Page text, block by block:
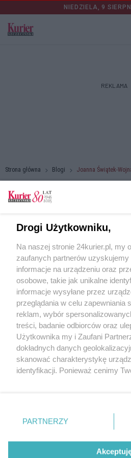
NIEDZIELA, 9
REKLAMA
Strona główna Blogi Joanna Świątek-
można
w
Jak
10.04.2024 r.
Ślub
trwały, a
przyjętym
Copyright © 2022 Kurier
Wszelkie prawa
Nota wydawnicza
Nota
Drogi Użytkowniku,
Na naszej stronie 24kurier.pl, my
zaufanych partnerów
informacje na urządzeniu oraz
osobowe, takie jak unikalne
informacje wysyłane przez
przeglądania w celu zapewniania
reklam, wybór
treści, badanie odbiorców oraz
Użytkownika my i Zaufani
dokładnych danych
skanować charakterystykę
identyfikacji. Ponieważ cenimy
prywatności znajdujący się w
. Niektóre rodzaje
takiemu przetwarzaniu.
PARTNERZY